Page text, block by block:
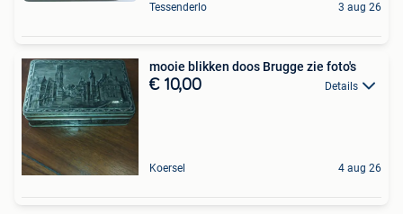
Tessenderlo 3 aug 26
mooie blikken doos Brugge zie foto's
€ 10,00 Details
Koersel 4 aug 26